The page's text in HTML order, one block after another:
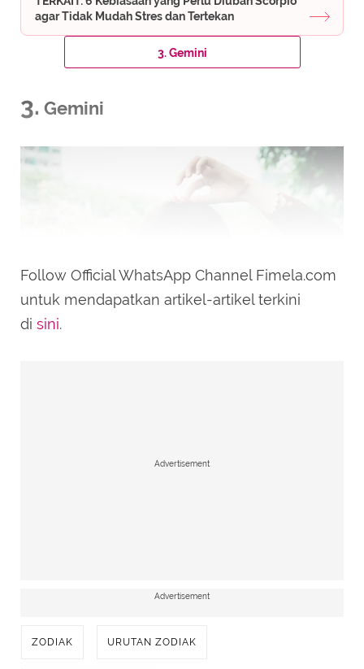
agar Tidak Mudah Stres dan Tertekan
3. Gemini
3. Gemini
mengolah energi dengan sangat baik. Mereka
Follow Official WhatsApp Channel Fimela.com
untuk mendapatkan artikel-artikel terkini
di sini.
Advertisement
Advertisement
ZODIAK URUTAN ZODIAK